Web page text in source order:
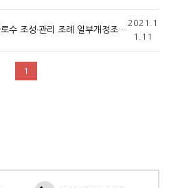
영덕군 도시림 및 가로수 조성·관리 조례 일부개정조례 입법예고
2021.1
1.11
1